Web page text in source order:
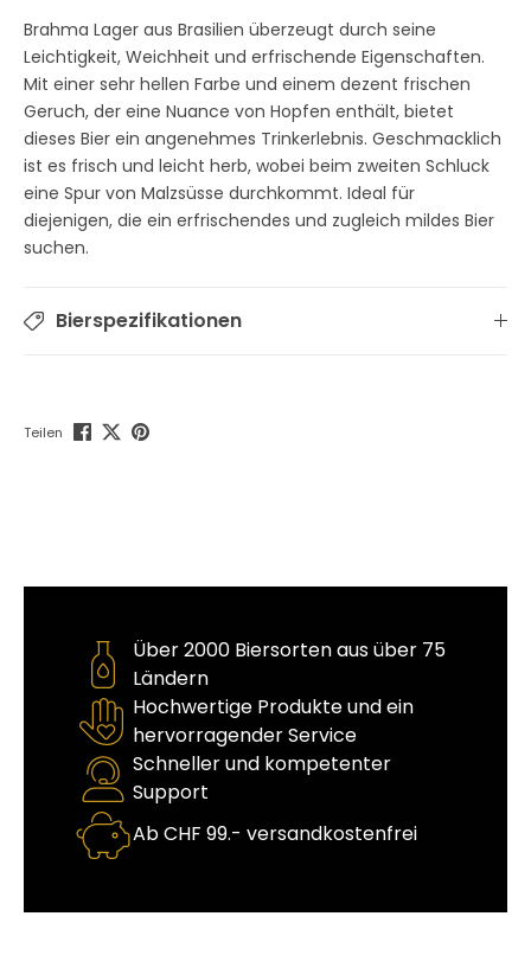
Brahma Lager aus Brasilien überzeugt durch seine
Leichtigkeit, Weichheit und erfrischende Eigenschaften.
Mit einer sehr hellen Farbe und einem dezent frischen
Geruch, der eine Nuance von Hopfen enthält, bietet
dieses Bier ein angenehmes Trinkerlebnis. Geschmacklich
ist es frisch und leicht herb, wobei beim zweiten Schluck
eine Spur von Malzsüsse durchkommt. Ideal für
diejenigen, die ein erfrischendes und zugleich mildes Bier
suchen.
Bierspezifikationen
Teilen
Über 2000 Biersorten aus über 75
Ländern
Hochwertige Produkte und ein
hervorragender Service
Schneller und kompetenter
Support
Ab CHF 99.- versandkostenfrei